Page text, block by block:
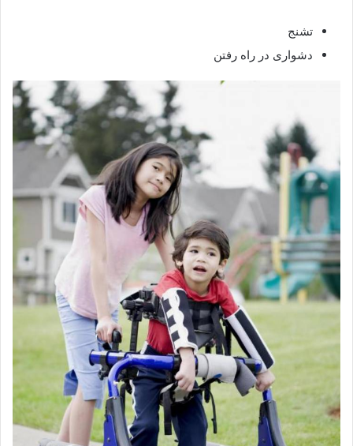
تشنج
دشواری در راه رفتن